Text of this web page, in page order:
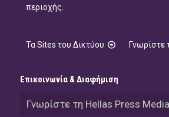
περιοχής.
Τα Sites του Δικτύου Γνωρίστε
Επικοινωνία & Διαφήμιση
Γνωρίστε τη Hellas Press Media